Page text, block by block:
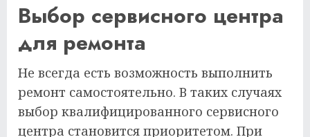
Выбор сервисного центра
для ремонта
Не всегда есть возможность выполнить
ремонт самостоятельно. В таких случаях
выбор квалифицированного сервисного
центра становится приоритетом. При